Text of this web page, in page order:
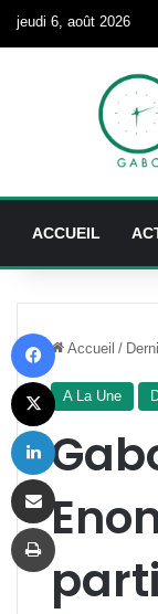
jeudi 6, août 2026
ACCUEIL
Accueil /
A La Une
X
Imprimer